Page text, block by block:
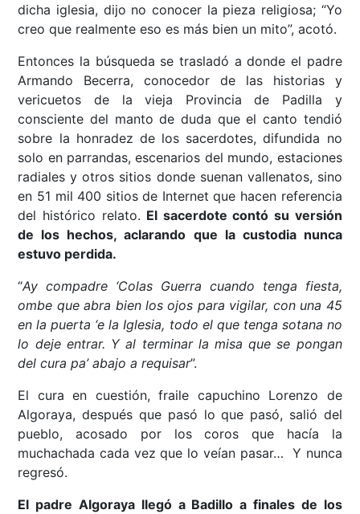
dicha iglesia, dijo no conocer la pieza religiosa; “Yo
creo que realmente eso es más bien un mito”, acotó.
Entonces la búsqueda se trasladó a donde el padre
Armando Becerra, conocedor de las historias y
vericuetos de la vieja Provincia de Padilla y
consciente del manto de duda que el canto tendió
sobre la honradez de los sacerdotes, difundida no
solo en parrandas, escenarios del mundo, estaciones
radiales y otros sitios donde suenan vallenatos, sino
en 51 mil 400 sitios de Internet que hacen referencia
del histórico relato. El sacerdote contó su versión
de los hechos, aclarando que la custodia nunca
estuvo perdida.
“Ay compadre ‘Colas Guerra cuando tenga fiesta,
ombe que abra bien los ojos para vigilar, con una 45
en la puerta ‘e la Iglesia, todo el que tenga sotana no
lo deje entrar. Y al terminar la misa que se pongan
del cura pa’ abajo a requisar”.
El cura en cuestión, fraile capuchino Lorenzo de
Algoraya, después que pasó lo que pasó, salió del
pueblo, acosado por los coros que hacía la
muchachada cada vez que lo veían pasar… Y nunca
regresó.
El padre Algoraya llegó a Badillo a finales de los